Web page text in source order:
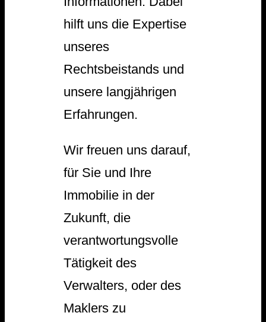
hilft uns die Expertise
unseres
Rechtsbeistands und
unsere langjährigen
Erfahrungen.
Wir freuen uns darauf,
für Sie und Ihre
Immobilie in der
Zukunft, die
verantwortungsvolle
Tätigkeit des
Verwalters, oder des
Maklers zu